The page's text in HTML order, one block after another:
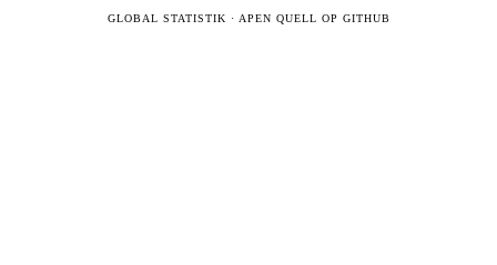
GLOBAL STATISTIK · APEN QUELL OP GITHUB